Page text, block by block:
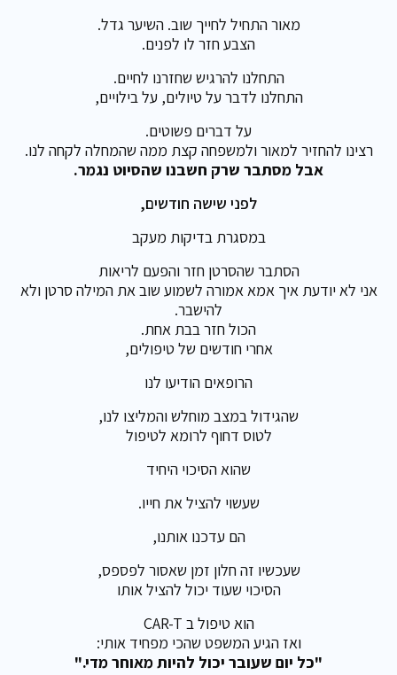
מאור התחיל לחייך שוב. השיער גדל.
הצבע חזר לו לפנים.
התחלנו להרגיש שחזרנו לחיים.
התחלנו לדבר על טיולים, על בילויים,
על דברים פשוטים.
רצינו להחזיר למאור ולמשפחה קצת ממה שהמחלה לקחה לנו.
אבל מסתבר שרק חשבנו שהסיוט נגמר.
לפני שישה חודשים,
במסגרת בדיקות מעקב
הסתבר שהסרטן חזר והפעם לריאות
אני לא יודעת איך אמא אמורה לשמוע שוב את המילה סרטן ולא
להישבר.
הכול חזר בבת אחת.
אחרי חודשים של טיפולים,
הרופאים הודיעו לנו
שהגידול במצב מוחלש והמליצו לנו,
לטוס דחוף לרומא לטיפול
שהוא הסיכוי היחיד
שעשוי להציל את חייו.
הם עדכנו אותנו,
שעכשיו זה חלון זמן שאסור לפספס,
הסיכוי שעוד יכול להציל אותו
הוא טיפול ב CAR-T
ואז הגיע המשפט שהכי מפחיד אותי:
"כל יום שעובר יכול להיות מאוחר מדי."